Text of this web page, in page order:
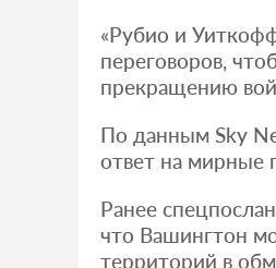
«Рубио и
переговоров,
прекращению
По данным Sky
ответ на
Ранее
что Вашингтон
территорий в